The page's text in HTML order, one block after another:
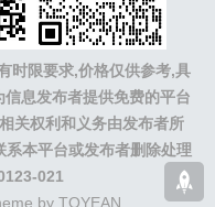
时限要求,价格仅供参考,具
息发布者提供免费的平台
关权利和义务由发布者所
本平台或发布者删除处理
021
by TOYEAN